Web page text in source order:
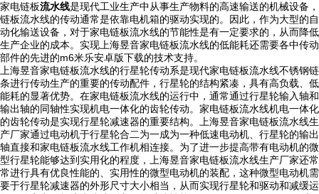
家电链板流水线是现代工业生产中从事生产物料的高速输送的机械设备，
链板流水线的传动通常是依靠电机箱的驱动实现的。因此，作为大型的自
动化输送设备，对于家电链板流水线的节能性是有一定要求的，从而降低
生产企业的成本。实现上海昱音家电链板流水线的低能耗还需要各中传动
部件的先进的m6米乐安卓版下载的技术支持。
上海昱音家电链板流水线的行星轮传动系是现代家电链板流水线不锈钢链
条进行传动生产的重要的传动配件，行星轮的结构紧凑，具有高负载、低
能耗的显著优势。在家电链板流水线的运行中，通常通过行星轮输入轴和
输出轴的同轴性实现机电一体化的齿轮传动。家电链板流水线机电一体化
的齿轮传动是实现行星轮减速器的重要结构。上海昱音家电链板流水线生
产厂家通过电动机于行星轮合二为一成为一种低速电动机、行星轮的输出
轴直接和家电链板流水线工作机相连接。为了进一步提高带有电动机的微
型行星轮能够达到实用化的程度，上海昱音家电链板流水线生产厂家还常
常进行具有优良性能的、实用性的微型电动机的装配，这种微型电动机需
要于行星轮减速器的外形尺寸大小相当，从而实现行星轮和驱动和减缓运